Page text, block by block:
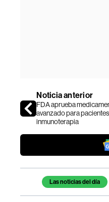
Noticia anterior
FDA aprueba
avanzado para
inmunoterapia
Temas de este
Las noticias del día